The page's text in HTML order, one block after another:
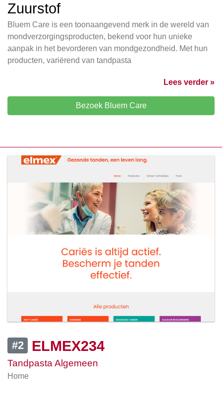
Zuurstof
Bluem Care is een toonaangevend merk in de wereld van
mondverzorgingsproducten, bekend voor hun unieke
aanpak in het bevorderen van mondgezondheid. Met hun
producten, variërend van tandpasta
Lees verder »
Bezoek Bluem Care
#2 ELMEX234
Tandpasta Algemeen
Home